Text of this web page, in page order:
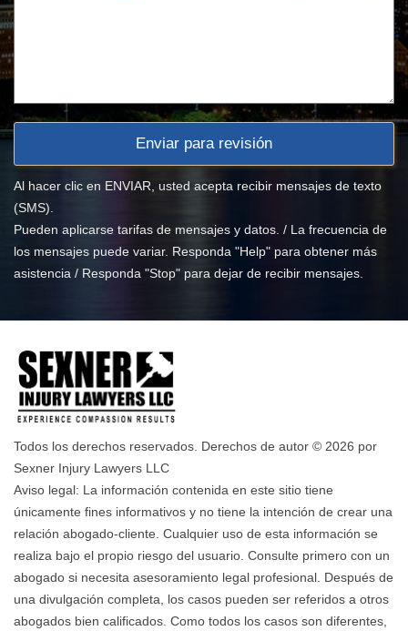
Al hacer clic en ENVIAR, usted acepta recibir mensajes de texto
(SMS).
Pueden aplicarse tarifas de mensajes y datos. / La frecuencia de
los mensajes puede variar. Responda "Help" para obtener más
asistencia / Responda "Stop" para dejar de recibir mensajes.
Todos los derechos reservados. Derechos de autor © 2026 por
Sexner Injury Lawyers LLC
Aviso legal: La información contenida en este sitio tiene
únicamente fines informativos y no tiene la intención de crear una
relación abogado-cliente. Cualquier uso de esta información se
realiza bajo el propio riesgo del usuario. Consulte primero con un
abogado si necesita asesoramiento legal profesional. Después de
una divulgación completa, los casos pueden ser referidos a otros
abogados bien calificados. Como todos los casos son diferentes,